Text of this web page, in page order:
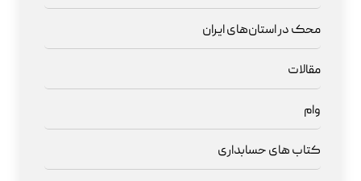
محک در استان‌های ایران
مقالات
کتاب های حسابداری